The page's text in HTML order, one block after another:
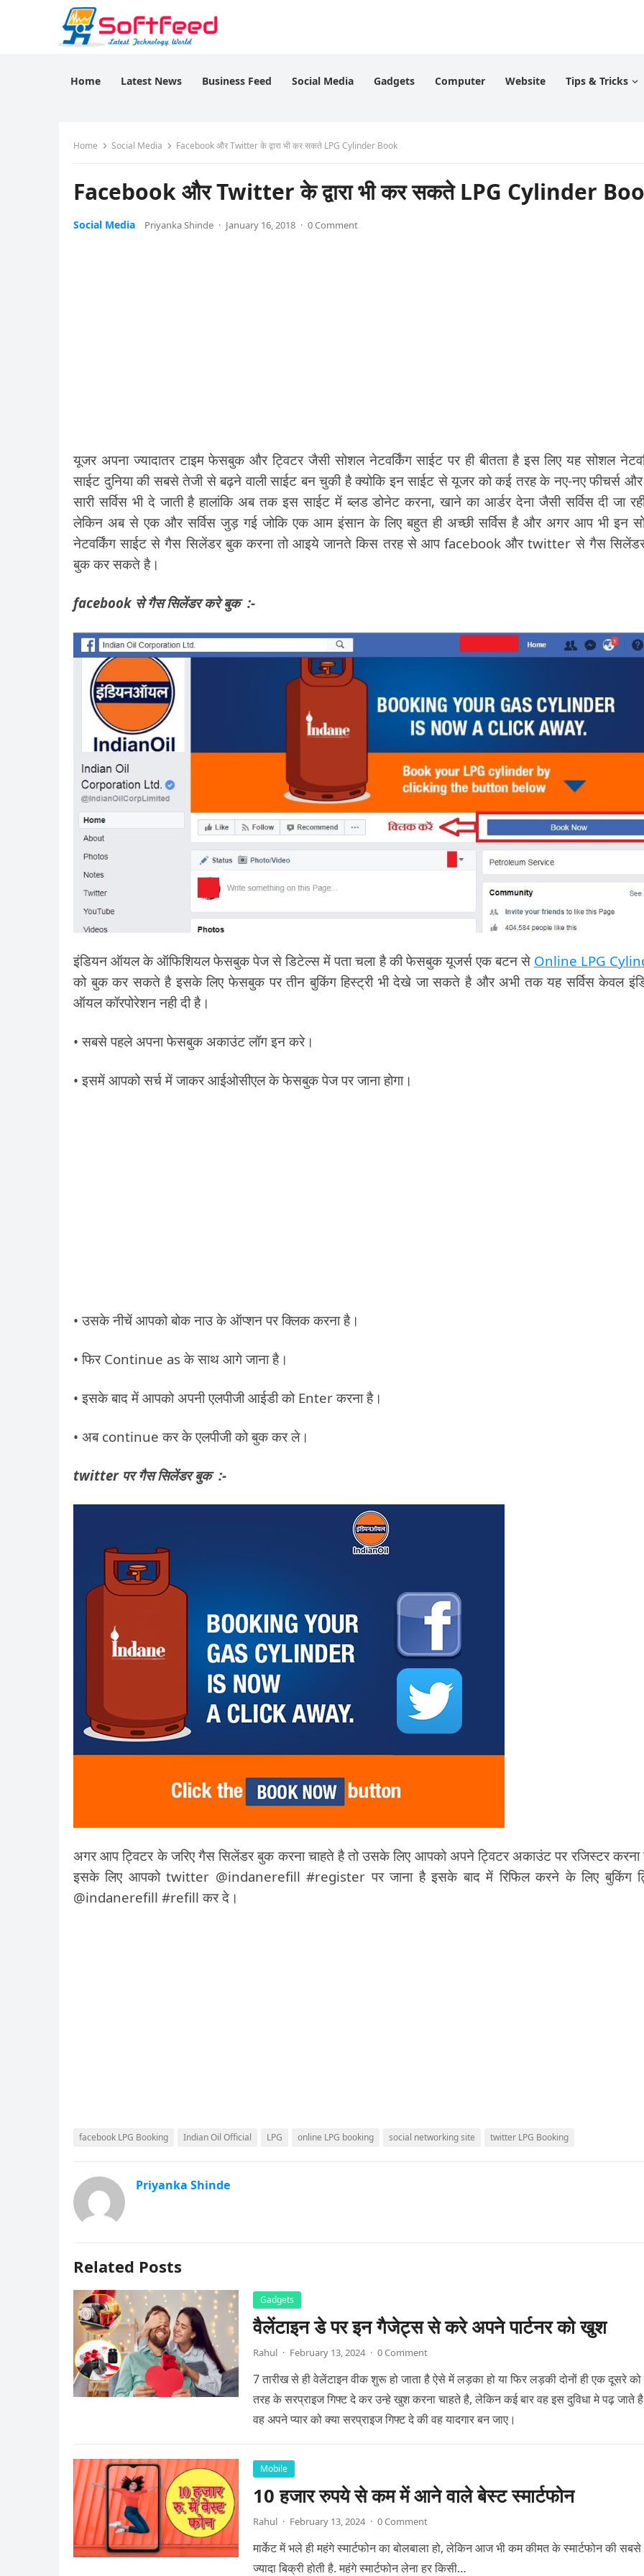
Home Latest News Business Feed Social Media Gadgets Computer Website Tips & Tricks
Home Social Media Facebook और Twitter के द्वारा भी कर सकते LPG Cylinder Book
Facebook और Twitter के द्वारा भी कर सकते LPG Cylinder
Social Media Priyanka Shinde · January 16, 2018 · 0 Comment
यूजर अपना ज्यादातर टाइम फेसबुक और ट्विटर जैसी सोशल नेटवर्किंग साईट पर ही बीतता है इस लिए यह सोशल
साईट दुनिया की सबसे तेजी से बढ़ने वाली साईट बन चुकी है क्योकि इन साईट से यूजर को कई तरह के नए-नए फीचर्स
सारी सर्विस भी दे जाती है हालांकि अब तक इस साईट में ब्लड डोनेट करना, खाने का आर्डर देना जैसी सर्विस दी जा
लेकिन अब से एक और सर्विस जुड़ गई जोकि एक आम इंसान के लिए बहुत ही अच्छी सर्विस है और अगर आप भी इन
नेटवर्किंग साईट से गैस सिलेंडर बुक करना तो आइये जानते किस तरह से आप facebook और twitter से गैस
बुक कर सकते है।
facebook से गैस सिलेंडर करे बुक :-
इंडियन ऑयल के ऑफिशियल फेसबुक पेज से डिटेल्स में पता चला है की फेसबुक यूजर्स एक बटन से Online LPG
को बुक कर सकते है इसके लिए फेसबुक पर तीन बुकिंग हिस्ट्री भी देखे जा सकते है और अभी तक यह सर्विस केवल
ऑयल कॉरपोरेशन नही दी है।
• सबसे पहले अपना फेसबुक अकाउंट लॉग इन करे।
• इसमें आपको सर्च में जाकर आईओसीएल के फेसबुक पेज पर जाना होगा।
• उसके नीचें आपको बोक नाउ के ऑप्शन पर क्लिक करना है।
• फिर Continue as के साथ आगे जाना है।
• इसके बाद में आपको अपनी एलपीजी आईडी को Enter करना है।
• अब continue कर के एलपीजी को बुक कर ले।
twitter पर गैस सिलेंडर बुक :-
अगर आप ट्विटर के जरिए गैस सिलेंडर बुक करना चाहते है तो उसके लिए आपको अपने ट्विटर अकाउंट पर रजिस्टर करना
इसके लिए आपको twitter @indanerefill #register पर जाना है इसके बाद में रिफिल करने के लिए बुकिंग
@indanerefill #refill कर दे।
facebook LPG Booking Indian Oil Official LPG online LPG booking social networking site twitter LPG Booking
Priyanka Shinde
Related Posts
Gadgets
वैलेंटाइन डे पर इन गैजेट्स से करे अपने पार्टनर को खुश
Rahul · February 13, 2024 · 0 Comment
7 तारीख से ही वेलेंटाइन वीक शुरू हो जाता है ऐसे में लड़का हो या फिर लड़की दोनों ही एक दूसरे
तरह के सरप्राइज गिफ्ट दे कर उन्हे खुश करना चाहते है, लेकिन कई बार वह इस दुविधा मे पढ़ जाते
वह अपने प्यार को क्या सरप्राइज गिफ्ट दे की वह यादगार बन जाए।
Mobile
10 हजार रुपये से कम में आने वाले बेस्ट स्मार्टफोन
Rahul · February 13, 2024 · 0 Comment
मार्केट में भले ही महंगे स्मार्टफोन का बोलबाला हो, लेकिन आज भी कम कीमत के स्मार्टफोन की सबसे
ज्यादा बिक्री होती है. महंगे स्मार्टफोन लेना हर किसी…